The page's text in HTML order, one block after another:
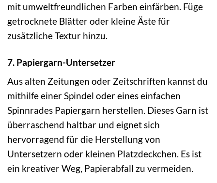
mit umweltfreundlichen Farben einfärben. Füge
getrocknete Blätter oder kleine Äste für
zusätzliche Textur hinzu.
7. Papiergarn-Untersetzer
Aus alten Zeitungen oder Zeitschriften kannst du
mithilfe einer Spindel oder eines einfachen
Spinnrades Papiergarn herstellen. Dieses Garn ist
überraschend haltbar und eignet sich
hervorragend für die Herstellung von
Untersetzern oder kleinen Platzdeckchen. Es ist
ein kreativer Weg, Papierabfall zu vermeiden.